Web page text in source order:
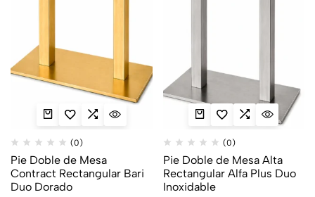
(0)
Pie Doble de Mesa
Contract Rectangular Bari
Duo Dorado
(0)
Pie Doble de Mesa Alta
Rectangular Alfa Plus Duo
Inoxidable